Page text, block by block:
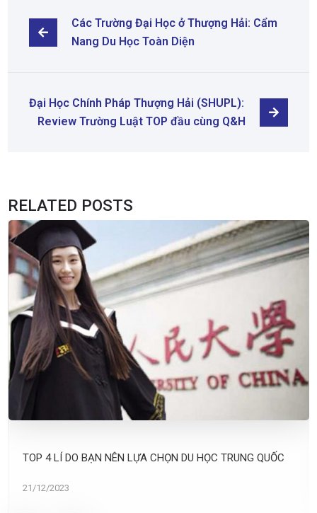
Các Trường Đại Học ở Thượng Hải: Cẩm
Nang Du Học Toàn Diện
Đại Học Chính Pháp Thượng Hải (SHUPL):
Review Trường Luật TOP đầu cùng Q&H
RELATED POSTS
TOP 4 LÍ DO BẠN NÊN LỰA CHỌN DU HỌC TRUNG QUỐC
21/12/2023